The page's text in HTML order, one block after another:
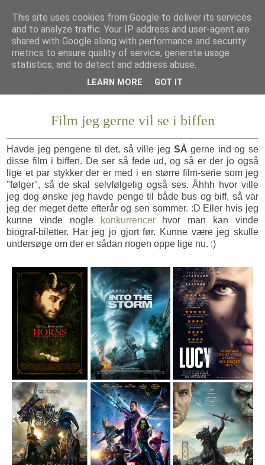
Film jeg gerne vil se i biffen
Havde jeg pengene til det, så ville jeg SÅ gerne ind og se
disse film i biffen. De ser så fede ud, og så er der jo også
lige et par stykker der er med i en større film-serie som jeg
"følger", så de skal selvfølgelig også ses. Åhhh hvor ville
jeg dog ønske jeg havde penge til både bus og biff, så var
jeg der meget dette efterår og sen sommer. :D Eller hvis jeg
kunne vinde nogle
konkurrencerhvor man kan vinde
biograf-biletter. Har jeg jo gjort før. Kunne være jeg skulle
undersøge om der er sådan nogen oppe lige nu. :)
This site uses cookies from Google to deliver its services
and to analyze traffic. Your IP address and user-agent are
shared with Google along with performance and security
metrics to ensure quality of service, generate usage
statistics, and to detect and address abuse.
LEARN MORE GOT IT